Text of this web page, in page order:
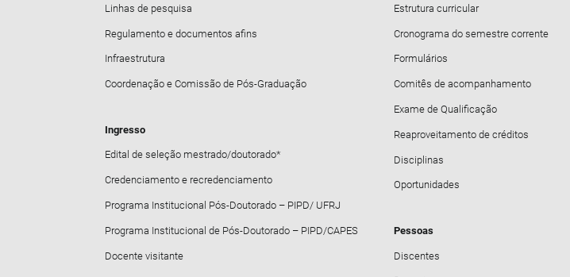
Linhas de pesquisa
Regulamento e documentos afins
Infraestrutura
Coordenação e Comissão de Pós-Graduação
Ingresso
Edital de seleção mestrado/doutorado*
Credenciamento e recredenciamento
Programa Institucional Pós-Doutorado – PIPD/ UFRJ
Programa Institucional de Pós-Doutorado – PIPD/CAPES
Docente visitante
Estrutura curricular
Cronograma do semestre corrente
Formulários
Comitês de acompanhamento
Exame de Qualificação
Reaproveitamento de créditos
Disciplinas
Oportunidades
Pessoas
Discentes